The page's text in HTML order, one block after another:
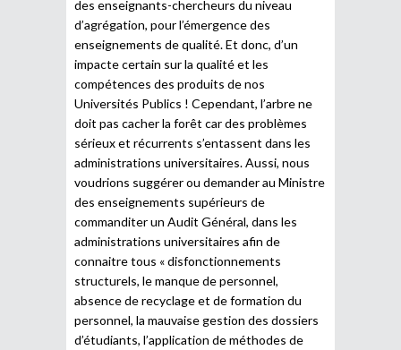
des enseignants-chercheurs du niveau
d’agrégation, pour l’émergence des
enseignements de qualité. Et donc, d’un
impacte certain sur la qualité et les
compétences des produits de nos
Universités Publics ! Cependant, l’arbre ne
doit pas cacher la forêt car des problèmes
sérieux et récurrents s’entassent dans les
administrations universitaires. Aussi, nous
voudrions suggérer ou demander au Ministre
des enseignements supérieurs de
commanditer un Audit Général, dans les
administrations universitaires afin de
connaitre tous « disfonctionnements
structurels, le manque de personnel,
absence de recyclage et de formation du
personnel, la mauvaise gestion des dossiers
d’étudiants, l’application de méthodes de